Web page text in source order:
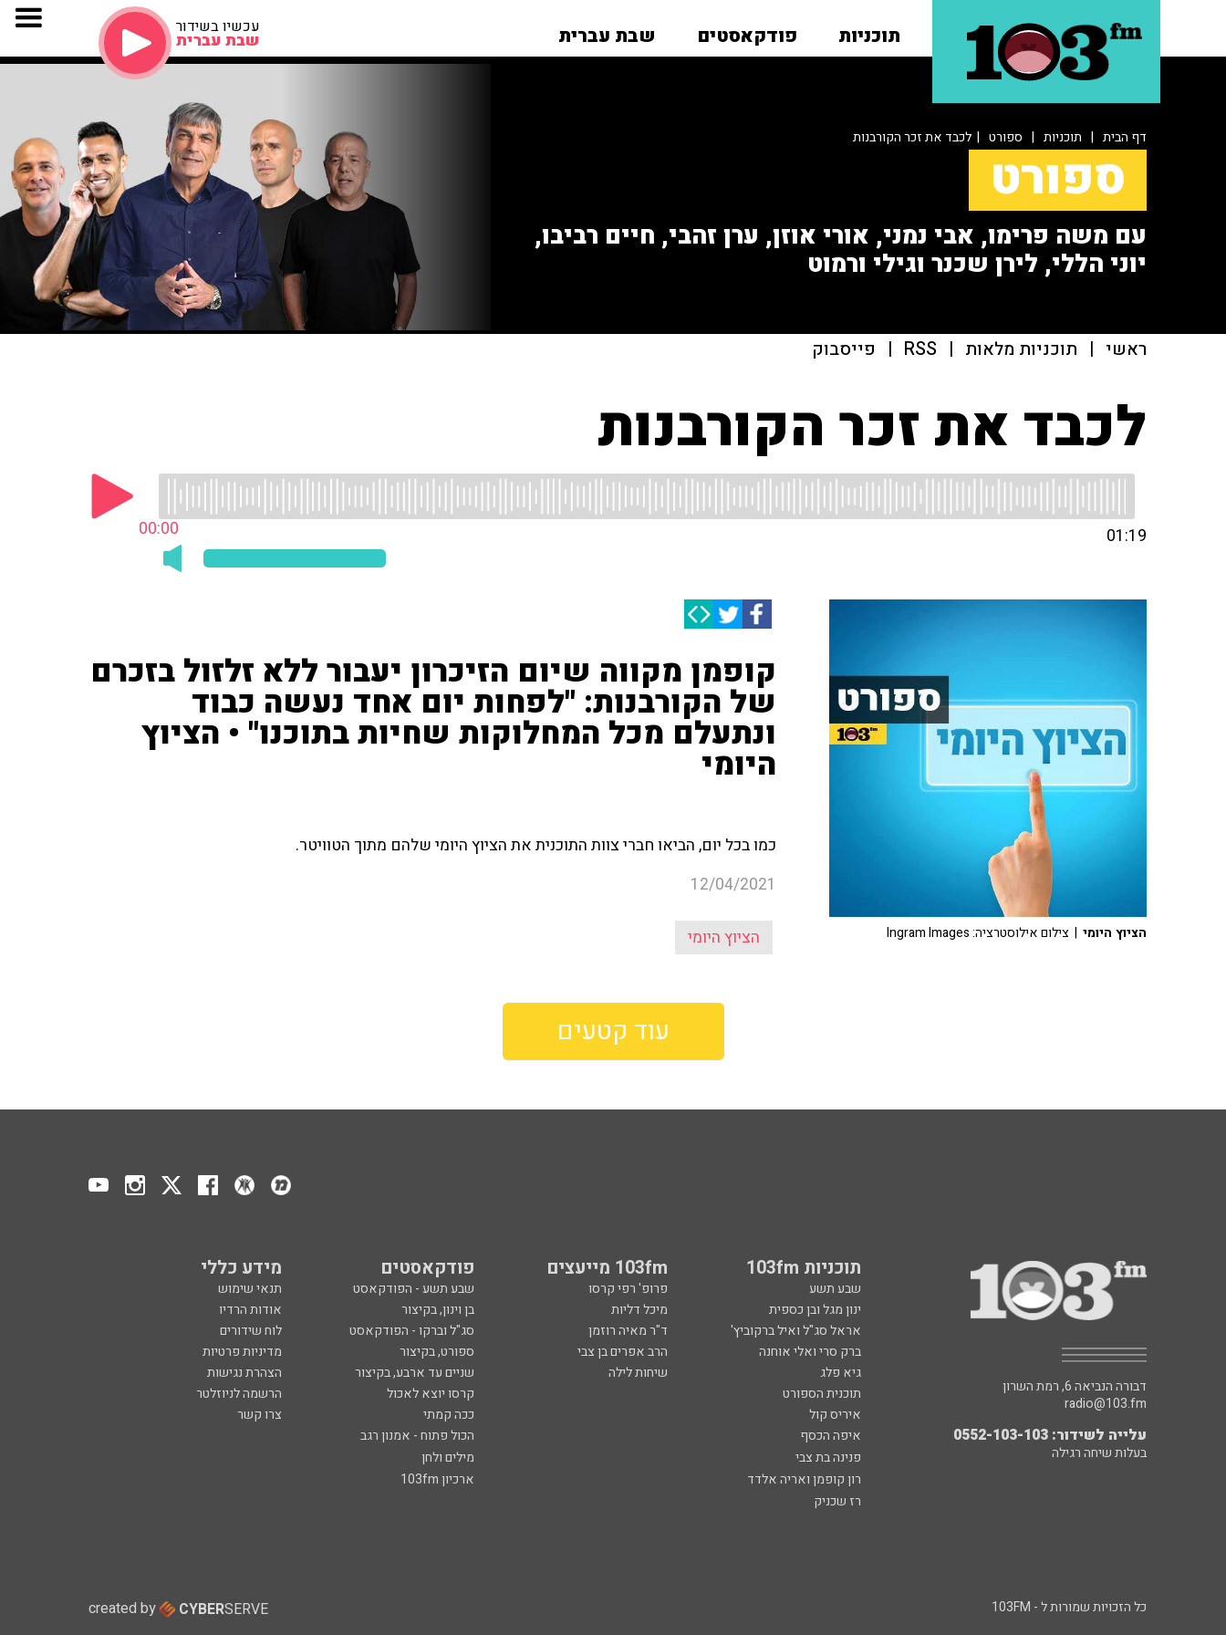
תוכניות פודקאסטים שבת עברית עכשיו בשידור
שבת עברית
דף הבית | תוכניות | ספורט | לכבד את זכר הקורבנות
ספורט
עם משה פרימו, אבי נמני, אורי אוזן, ערן זהבי, חיים רביבו,
יוני הללי, לירן שכנר וגילי ורמוט
ראשי | תוכניות מלאות |
RSS
| פייסבוק
לכבד את זכר הקורבנות
00:00 01:19
קופמן מקווה שיום הזיכרון יעבור ללא זלזול בזכרם
של הקורבנות: "לפחות יום אחד נעשה כבוד
ונתעלם מכל המחלוקות שחיות בתוכנו" • הציוץ
היומי
כמו בכל יום, הביאו חברי צוות התוכנית את הציוץ היומי שלהם מתוך הטוויטר.
12/04/2021
הציוץ היומי הציוץ היומי | צילום אילוסטרציה: Ingram Images
עוד קטעים
תוכניות 103fm 103fm מייעצים פודקאסטים מידע כללי
שבע תשע פרופ' רפי קרסו שבע תשע - הפודקאסט
תנאי שימוש
ינון מגל ובן כספית
מיכל דליות בן וינון, בקיצור
אודות הרדיו
אראל סג"ל ואיל ברקוביץ'
ד"ר מאיה רוזמן סג"ל וברקו - הפודקאסט
לוח שידורים
ברק סרי ואלי אוחנה
הרב אפרים בן צבי ספורט, בקיצור
מדיניות פרטיות
גיא פלג
שיחות לילה שניים עד ארבע, בקיצור
הצהרת נגישות
תוכנית הספורט
קרסו יוצא לאכול
הרשמה לניוזלטר
איריס קול
ככה קמתי
צרו קשר
איפה הכסף
הכול פתוח - אמנון רגב
פנינה בת צבי
מילים ולחן
רון קופמן ואריה אלדד
ארכיון 103fm
רז שכניק
דבורה הנביאה 6, רמת השרון
radio@103.fm
עלייה לשידור: 0552-103-103
בעלות שיחה רגילה
כל הזכויות שמורות ל - 103FM created by CYBERSERVE